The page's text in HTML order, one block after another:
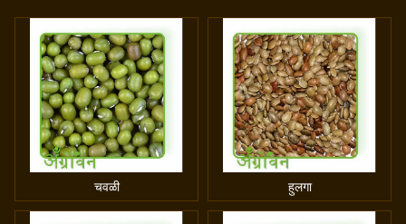
चवळी हुलगा